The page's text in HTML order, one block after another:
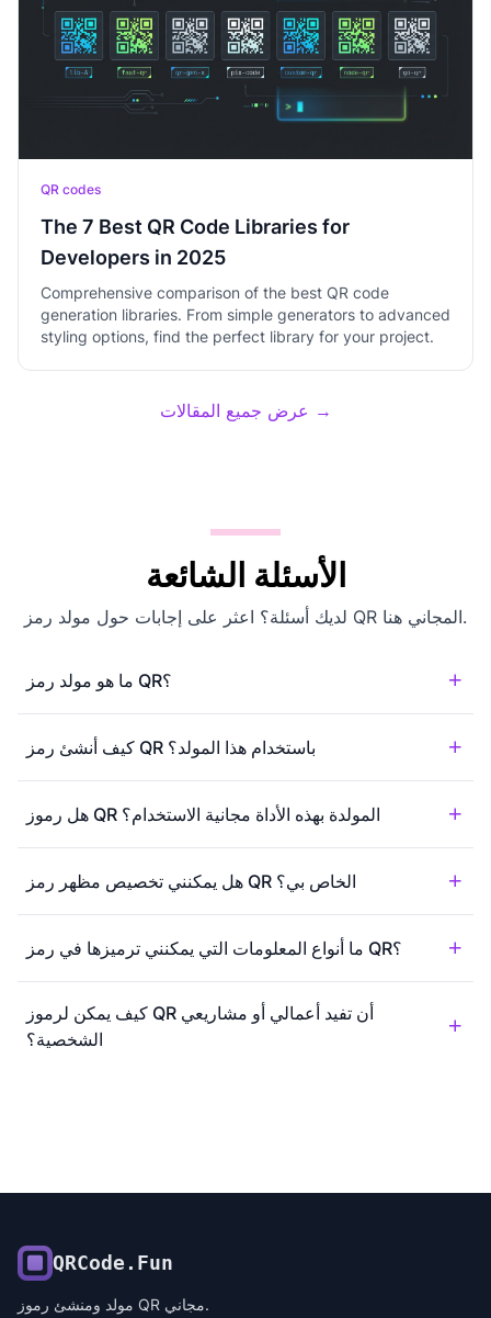
QR codes
The 7 Best QR Code Libraries for
Developers in 2025
Comprehensive comparison of the best QR code
generation libraries. From simple generators to advanced
styling options, find the perfect library for your project.
عرض جميع المقالات →
الأسئلة الشائعة
لديك أسئلة؟ اعثر على إجابات حول مولد رمز QR المجاني هنا.
ما هو مولد رمز QR؟
كيف أنشئ رمز QR باستخدام هذا المولد؟
هل رموز QR المولدة بهذه الأداة مجانية الاستخدام؟
هل يمكنني تخصيص مظهر رمز QR الخاص بي؟
ما أنواع المعلومات التي يمكنني ترميزها في رمز QR؟
كيف يمكن لرموز QR أن تفيد أعمالي أو مشاريعي
الشخصية؟
QRCode.Fun
مولد ومنشئ رموز QR مجاني.